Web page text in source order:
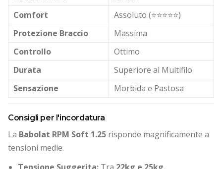
Comfort
Assoluto (⭐⭐⭐⭐⭐)
Protezione Braccio
Massima
Controllo
Ottimo
Durata
Superiore al Multifilo
Sensazione
Morbida e Pastosa
Consigli per l'incordatura
La Babolat RPM Soft 1.25 risponde magnificamente a
tensioni medie.